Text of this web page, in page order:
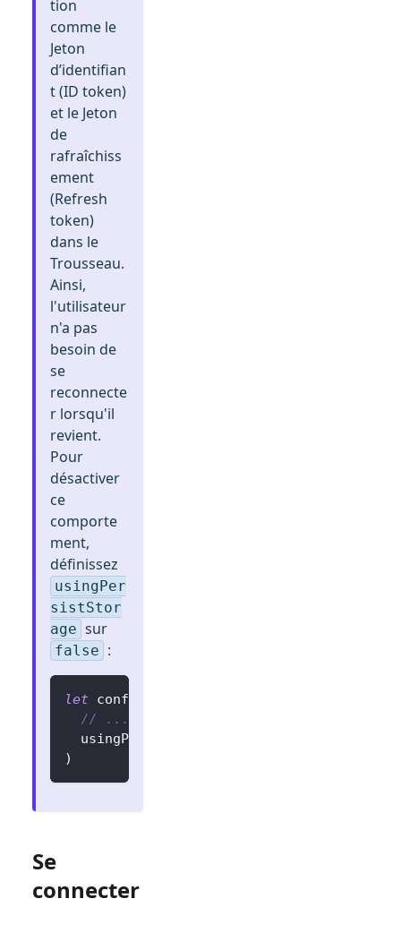
tion
comme le
Jeton
d’identifian
t (ID token)
et le Jeton
de
rafraîchiss
ement
(Refresh
token)
dans le
Trousseau.
Ainsi,
l'utilisateur
n'a pas
besoin de
se
reconnecte
r lorsqu'il
revient.
Pour
désactiver
ce
comporte
ment,
définissez
usingPer
sistStor
age sur
false :
let config
// ...
  usingPersistStorage
)
Se
connecter